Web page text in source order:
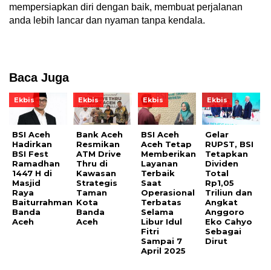
mempersiapkan diri dengan baik, membuat perjalanan
anda lebih lancar dan nyaman tanpa kendala.
Baca Juga
Ekbis
BSI Aceh
Hadirkan
BSI Fest
Ramadhan
1447 H di
Masjid
Raya
Baiturrahman
Banda
Aceh
Ekbis
Bank Aceh
Resmikan
ATM Drive
Thru di
Kawasan
Strategis
Taman
Kota
Banda
Aceh
Ekbis
BSI Aceh
Aceh Tetap
Memberikan
Layanan
Terbaik
Saat
Operasional
Terbatas
Selama
Libur Idul
Fitri
Sampai 7
April 2025
Ekbis
Gelar
RUPST, BSI
Tetapkan
Dividen
Total
Rp1,05
Triliun dan
Angkat
Anggoro
Eko Cahyo
Sebagai
Dirut